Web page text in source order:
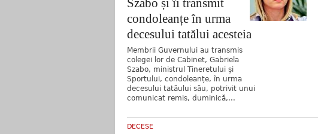
condoleanțe în urma
decesului tatălui acesteia
Membrii Guvernului au transmis
colegei lor de Cabinet, Gabriela
Szabo, ministrul Tineretului și
Sportului, condoleanțe, în urma
decesului tatăului său, potrivit unui
comunicat remis, duminică,...
DECESE